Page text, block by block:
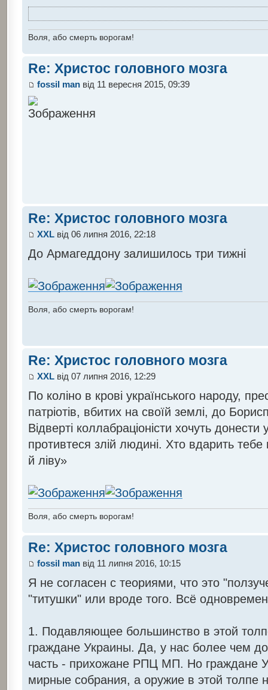
Воля, або смерть ворогам!
Re: Христос головного мозга
fossil manвід 11 вересня 2015, 09:39
Re: Христос головного мозга
XXLвід 06 липня 2016, 22:18
До Армагеддону залишилось три тижні
Воля, або смерть ворогам!
Re: Христос головного мозга
XXLвід 07 липня 2016, 12:29
По коліно в крові українського народу,
патріотів, вбитих на своїй землі, до
Відверті коллабраціоністи хочуть
противтеся злій людині. Хто вдарить
й ліву»
Воля, або смерть ворогам!
Re: Христос головного мозга
fossil manвід 11 липня 2016, 10:15
Я не согласен с теориями, что это
"титушки" или вроде того. Всё
1. Подавляющее большинство в этой
граждане Украины. Да, у нас более чем
часть - прихожане РПЦ МП. Но граждане
мирные собрания, а оружие в этой толпе